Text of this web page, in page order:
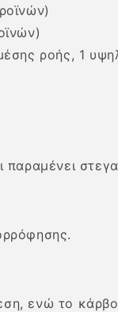
ροής, 1
παραμένει
ενώ το